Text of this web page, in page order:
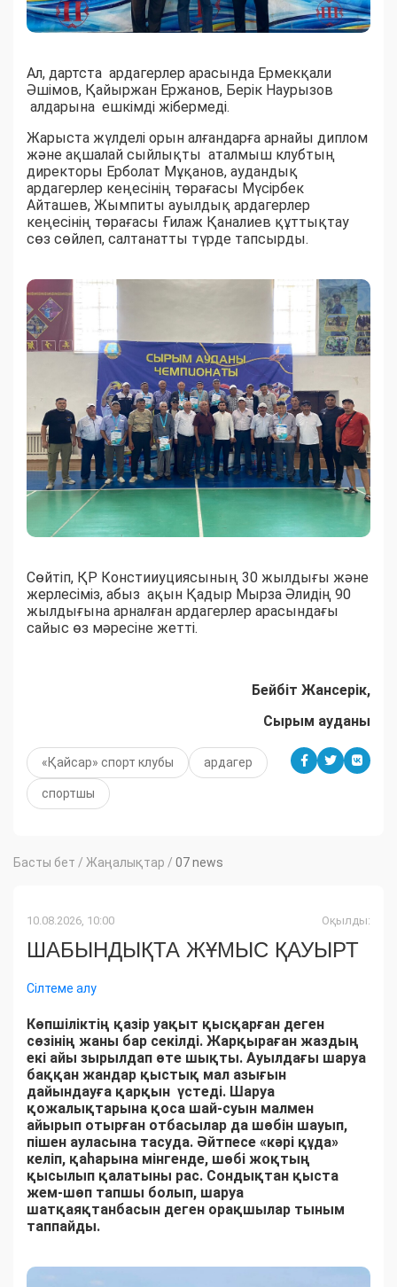
Ал, дартста ардагерлер арасында Ермекқали
Әшімов, Қайыржан Ержанов, Берік Наурызов
алдарына ешкімді жібермеді.
Жарыста жүлделі орын алғандарға арнайы диплом
және ақшалай сыйлықты аталмыш клубтың
директоры Ерболат Мұқанов, аудандық
ардагерлер кеңесінің төрағасы Мүсірбек
Айташев, Жымпиты ауылдық ардагерлер
кеңесінің төрағасы Ғилаж Қаналиев құттықтау
сөз сөйлеп, салтанатты түрде тапсырды.
Сөйтіп, ҚР Констииуциясының 30 жылдығы және
жерлесіміз, абыз ақын Қадыр Мырза Әлидің 90
жылдығына арналған ардагерлер арасындағы
сайыс өз мәресіне жетті.
Бейбіт Жансерік,
Сырым ауданы
«Қайсар» спорт клубы ардагер
спортшы
Басты бет / Жаңалықтар / 07 news
10.08.2026, 10:00 Оқылды:
ШАБЫНДЫҚТА ЖҰМЫС ҚАУЫРТ
Сілтеме алу
Көпшіліктің қазір уақыт қысқарған деген
сөзінің жаны бар секілді. Жарқыраған жаздың
екі айы зырылдап өте шықты. Ауылдағы шаруа
баққан жандар қыстық мал азығын
дайындауға қарқын үстеді. Шаруа
қожалықтарына қоса шай-суын малмен
айырып отырған отбасылар да шөбін шауып,
пішен ауласына тасуда. Әйтпесе «кәрі құда»
келіп, қаһарына мінгенде, шөбі жоқтың
қысылып қалатыны рас. Сондықтан қыста
жем-шөп тапшы болып, шаруа
шатқаяқтанбасын деген орақшылар тыным
таппайды.